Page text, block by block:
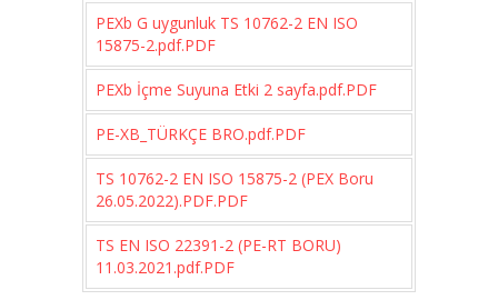
PEXb G uygunluk TS 10762-2 EN ISO
15875-2.pdf.PDF
PEXb İçme Suyuna Etki 2 sayfa.pdf.PDF
PE-XB_TÜRKÇE BRO.pdf.PDF
TS 10762-2 EN ISO 15875-2 (PEX Boru
26.05.2022).PDF.PDF
TS EN ISO 22391-2 (PE-RT BORU)
11.03.2021.pdf.PDF